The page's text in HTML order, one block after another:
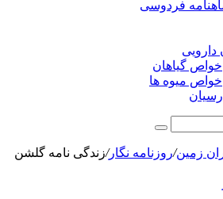
فردوسی
دارویی
خواص گیاهان
خواص میوه ها
جستجو
برای
زمین/روزنامه نگار/زندگی نامه گلشن